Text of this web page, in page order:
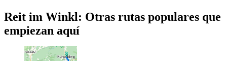
Reit im Winkl: Otras rutas populares que
empiezan aquí